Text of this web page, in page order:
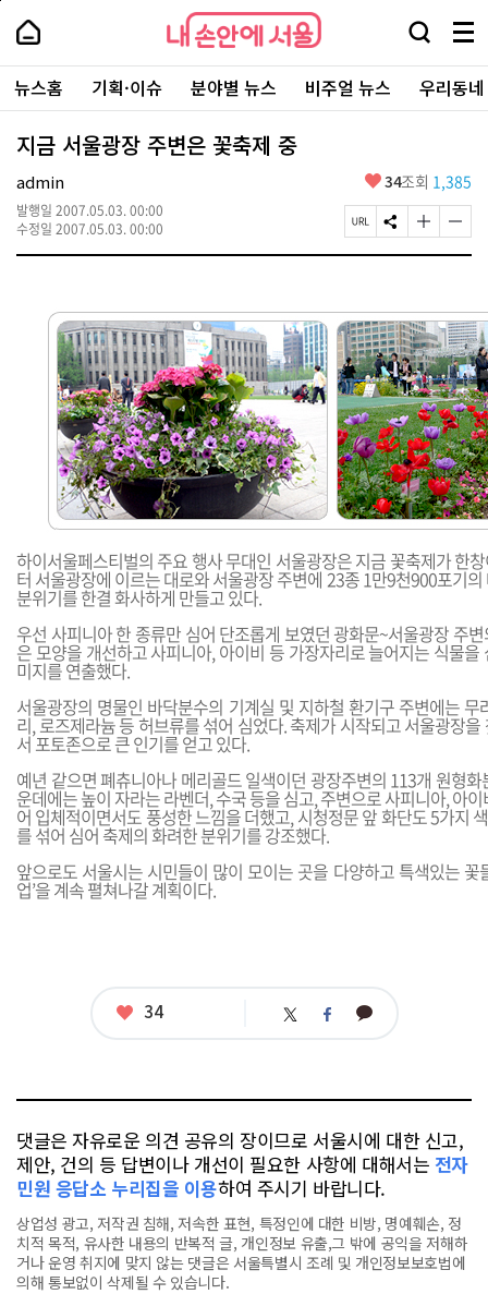
본
로
가
내
손
안
에
서
울
-
서
울
시
대
표
소
내
손
에
울
검
창
열
기
메
뉴
전
체
보
주
요
서
뉴스홈 기획·이슈 분야별 뉴스 비주얼 뉴스 우리동
지금 서울광장 주변은 꽃축제 중
admin
발행일 2007.05.03. 00:00
수정일 2007.05.03. 00:00
좋
요
34조회 1,385
페
이
L
복
사
S
N
하
기
글
자
게
변
경
하
기
글
자
게
변
경
하
기
하이서울페스티벌의 주요 행사 무대인 서울광장은 지금 꽃축제가 한
터 서울광장에 이르는 대로와 서울광장 주변에 23종 1만9천900포기
분위기를 한결 화사하게 만들고 있다.
우선 사피니아 한 종류만 심어 단조롭게 보였던 광화문~서울광장 주
은 모양을 개선하고 사피니아, 아이비 등 가장자리로 늘어지는 식물
미지를 연출했다.
서울광장의 명물인 바닥분수의 기계실 및 지하철 환기구 주변에는
리, 로즈제라늄 등 허브류를 섞어 심었다. 축제가 시작되고 서울광장
서 포토존으로 큰 인기를 얻고 있다.
예년 같으면 폐츄니아나 메리골드 일색이던 광장주변의 113개 원형
운데에는 높이 자라는 라벤더, 수국 등을 심고, 주변으로 사피니아, 아
어 입체적이면서도 풍성한 느낌을 더했고, 시청정문 앞 화단도 5가지
를 섞어 심어 축제의 화려한 분위기를 강조했다.
앞으로도 서울시는 시민들이 많이 모이는 곳을 다양하고 특색있는 꽃
업’을 계속 펼쳐나갈 계획이다.
좋
34 트 페 카
댓글은 자유로운 의견 공유의 장이므로 서울시에 대한 신고,
제안, 건의 등 답변이나 개선이 필요한 사항에 대해서는 전자
민원 응답소 누리집을 이용하여 주시기 바랍니다.
상업성 광고, 저작권 침해, 저속한 표현, 특정인에 대한 비방, 명예훼손, 정
치적 목적, 유사한 내용의 반복적 글, 개인정보 유출,그 밖에 공익을 저해하
거나 운영 취지에 맞지 않는 댓글은 서울특별시 조례 및 개인정보보호법에
의해 통보없이 삭제될 수 있습니다.
페
상
단
로